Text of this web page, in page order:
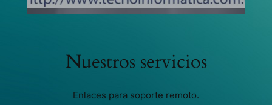
Nuestros servicios
Enlaces para soporte remoto.